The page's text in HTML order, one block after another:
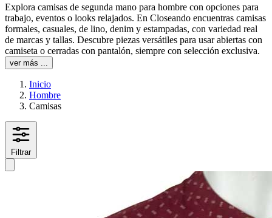
Explora camisas de segunda mano para hombre con opciones para
trabajo, eventos o looks relajados. En Closeando encuentras camisas
formales, casuales, de lino, denim y estampadas, con variedad real
de marcas y tallas. Descubre piezas versátiles para usar abiertas con
camiseta o cerradas con pantalón, siempre con selección exclusiva.
ver más ...
Inicio
Hombre
Camisas
Filtrar